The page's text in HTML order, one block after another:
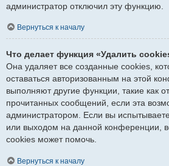
администратор отключил эту функцию.
Вернуться к началу
Что делает функция «Удалить
Она удаляет все созданные cookies,
оставаться авторизованным на этой
выполняют другие функции, такие как
прочитанных сообщений, если эта
администратором. Если вы
или выходом на данной конференции,
cookies может помочь.
Вернуться к началу